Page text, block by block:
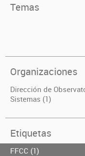
Temas
Organizaciones
Dirección de
Sistemas (1)
Etiquetas
FFCC (1)